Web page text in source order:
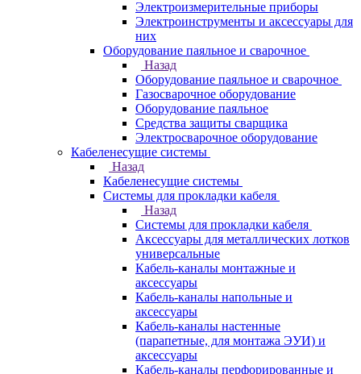
Электроизмерительные приборы
Электроинструменты и аксессуары для
них
Оборудование паяльное и сварочное
Назад
Оборудование паяльное и сварочное
Газосварочное оборудование
Оборудование паяльное
Средства защиты сварщика
Электросварочное оборудование
Кабеленесущие системы
Назад
Кабеленесущие системы
Системы для прокладки кабеля
Назад
Системы для прокладки кабеля
Аксессуары для металлических лотков
универсальные
Кабель-каналы монтажные и
аксессуары
Кабель-каналы напольные и
аксессуары
Кабель-каналы настенные
(парапетные, для монтажа ЭУИ) и
аксессуары
Кабель-каналы перфорированные и